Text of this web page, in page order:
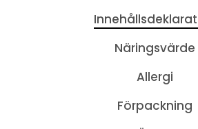
Näringsvärde
Allergi
Förpackning